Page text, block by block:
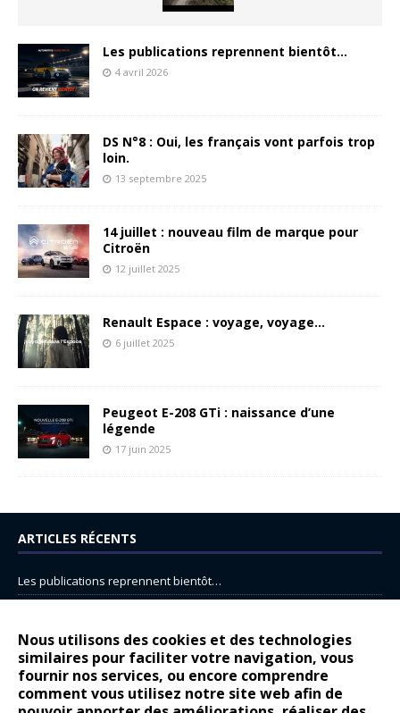
Nous utilisons des cookies et des technologies
similaires pour faciliter votre navigation, vous
fournir nos services, ou encore comprendre
comment vous utilisez notre site web afin de
Les publications reprennent bientôt…
4 avril 2026
DS N°8 : Oui, les français vont parfois trop
loin.
13 septembre 2025
14 juillet : nouveau film de marque pour
Citroën
12 juillet 2025
Renault Espace : voyage, voyage…
6 juillet 2025
Peugeot E-208 GTi : naissance d’une
légende
17 juin 2025
ARTICLES RÉCENTS
Les publications reprennent bientôt…
14 juillet : nouveau film de marque pour Citroën
Renault Espace : voyage, voyage…
Peugeot E-208 GTi : naissance d’une légende